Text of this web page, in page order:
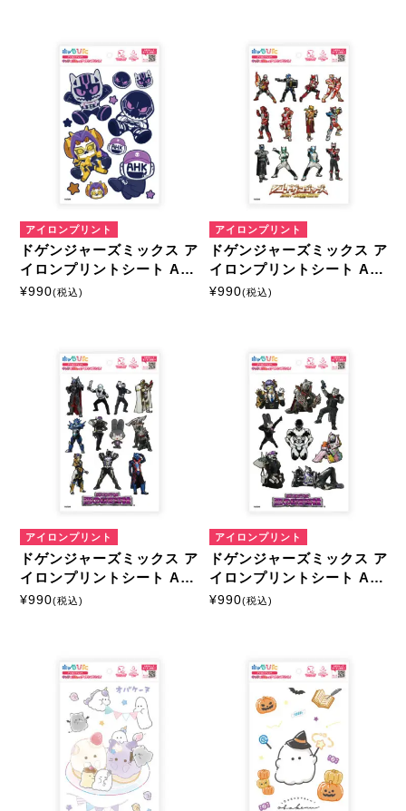
アイロンプリント
ドゲンジャーズミックス ア
イロンプリントシート A5
サイズ
¥990(税込)
アイロンプリント
ドゲンジャーズミックス ア
イロンプリントシート A5
サイズ
¥990(税込)
アイロンプリント
ドゲンジャーズミックス ア
イロンプリントシート A5
サイズ
¥990(税込)
アイロンプリント
ドゲンジャーズミックス ア
イロンプリントシート A5
サイズ
¥990(税込)